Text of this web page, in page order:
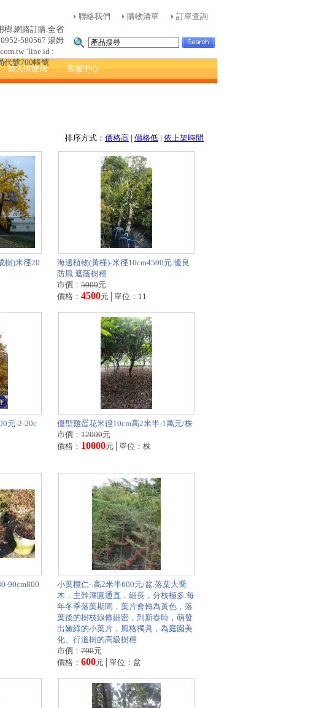
樹.網路訂購.全省
580567 湯姆
˙line id :
代號700帳號
聯絡我們 購物清單 訂單查詢
加入供應商 | 客服中心
排序方式： 價格高 | 價格低 | 依上架時間
樹)米徑20
海邊植物(黃槿)-米徑10cm4500元.優良
防風.遮蔭樹種
市價： 5000元
價格： 4500元│單位：11
元-2-20c
優型雞蛋花米徑10cm高2米半-1萬元/株
市價： 12000元
價格： 10000元│單位：株
90cm800
小葉欖仁-.高2米半600元/盆.落葉大喬
木，主幹渾圓通直，細長，分枝極多.每
年冬季落葉期間，葉片會轉為黃色，落
葉後的樹枝線條細密，到新春時，萌發
出嫩綠的小葉片，風格獨具，為庭園美
化、行道樹的高級樹種
市價： 700元
價格： 600元│單位：盆